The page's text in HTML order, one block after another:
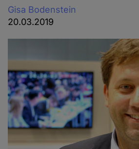
Gisa Bodenstein
20.03.2019